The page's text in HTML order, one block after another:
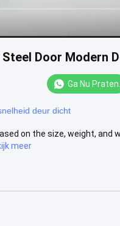
Door Modern
Ga Nu Praten.
deur dicht
on the size, weight, and
meer